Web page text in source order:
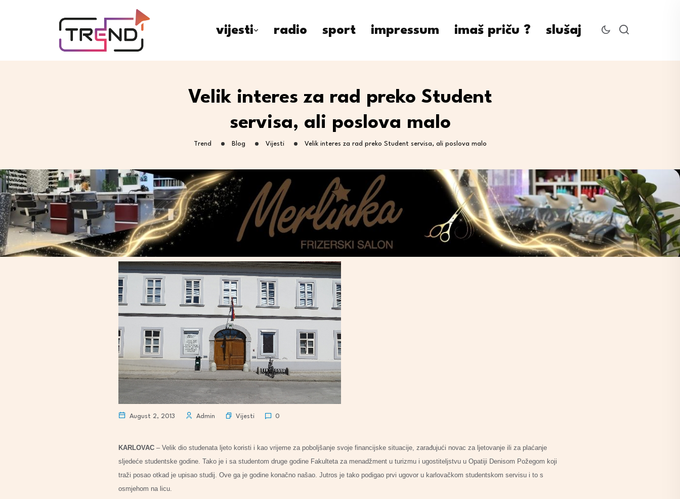
vijesti radio sport impressum imaš priču ? slušaj
Velik interes za rad preko Student
servisa, ali poslova malo
Trend Blog Vijesti Velik interes za rad preko Student servisa, ali poslova malo
August 2, 2013 Admin Vijesti 0
KARLOVAC – Velik dio studenata ljeto koristi i kao vrijeme za poboljšanje svoje financijske situacije, zarađujući novac za ljetovanje ili za plaćanje
sljedeće studentske godine. Tako je i sa studentom druge godine Fakulteta za menadžment u turizmu i ugostiteljstvu u Opatiji Denisom Požegom koji
traži posao otkad je upisao studij. Ove ga je godine konačno našao. Jutros je tako podigao prvi ugovor u karlovačkom studentskom servisu i to s
osmjehom na licu.